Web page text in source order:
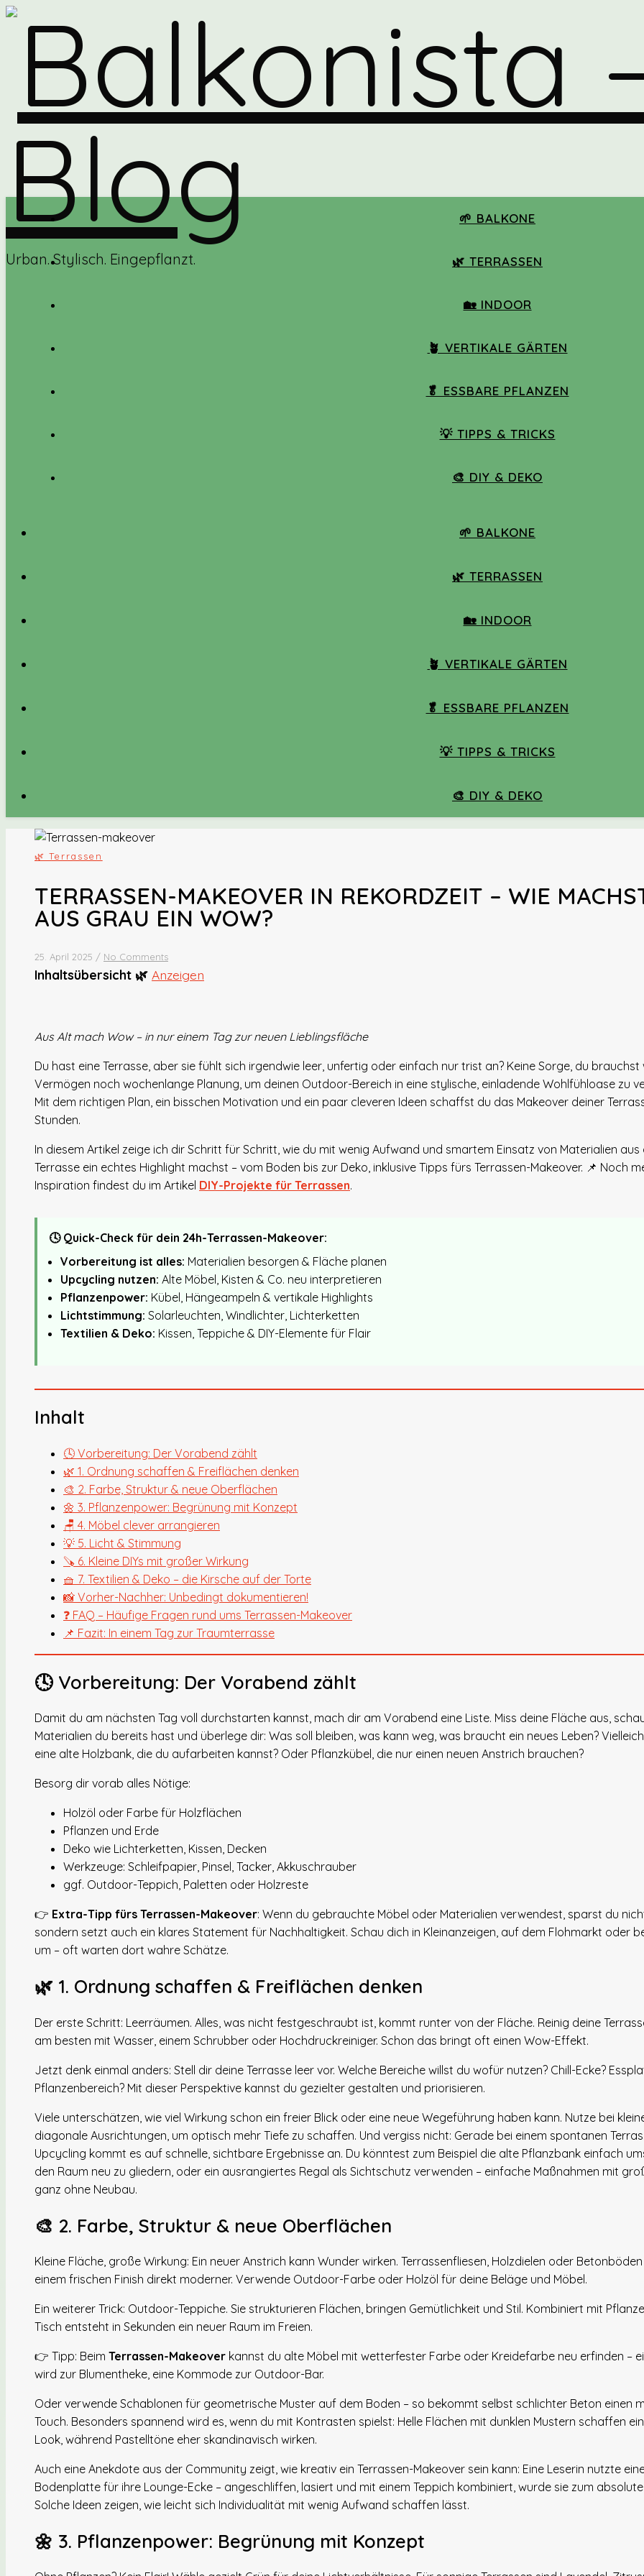
Urban. Stylisch. Eingepflanzt.
🌱 BALKONE
🌿 TERRASSEN
🏡 INDOOR
🪴 VERTIKALE GÄRTEN
🥬 ESSBARE PFLANZEN
💡 TIPPS & TRICKS
🎨 DIY & DEKO
🌱 BALKONE
🌿 TERRASSEN
🏡 INDOOR
🪴 VERTIKALE GÄRTEN
🥬 ESSBARE PFLANZEN
💡 TIPPS & TRICKS
🎨 DIY & DEKO
🌿 Terrassen
TERRASSEN-MAKEOVER IN REKORDZEIT – WIE
AUS GRAU EIN WOW?
25. April 2025 / No Comments
Inhaltsübersicht 🌿 Anzeigen
Aus Alt mach Wow – in nur einem Tag zur neuen Lieblingsfläche
Du hast eine Terrasse, aber sie fühlt sich irgendwie leer, unfertig oder einfach nur trist an? Keine Sorge, du brauchst
Vermögen noch wochenlange Planung, um deinen Outdoor-Bereich in eine stylische, einladende Wohlfühloase zu
Mit dem richtigen Plan, ein bisschen Motivation und ein paar cleveren Ideen schaffst du das Makeover deiner
Stunden.
In diesem Artikel zeige ich dir Schritt für Schritt, wie du mit wenig Aufwand und smartem Einsatz von Materialien aus
Terrasse ein echtes Highlight machst – vom Boden bis zur Deko, inklusive Tipps fürs Terrassen-Makeover. 📌 Noch
Inspiration findest du im Artikel DIY-Projekte für Terrassen.
🕓 Quick-Check für dein 24h-Terrassen-Makeover:
Vorbereitung ist alles: Materialien besorgen & Fläche planen
Upcycling nutzen: Alte Möbel, Kisten & Co. neu interpretieren
Pflanzenpower: Kübel, Hängeampeln & vertikale Highlights
Lichtstimmung: Solarleuchten, Windlichter, Lichterketten
Textilien & Deko: Kissen, Teppiche & DIY-Elemente für Flair
Inhalt
🕓 Vorbereitung: Der Vorabend zählt
🌿 1. Ordnung schaffen & Freiflächen denken
🎨 2. Farbe, Struktur & neue Oberflächen
🌼 3. Pflanzenpower: Begrünung mit Konzept
🪑 4. Möbel clever arrangieren
💡 5. Licht & Stimmung
🪚 6. Kleine DIYs mit großer Wirkung
🧺 7. Textilien & Deko – die Kirsche auf der Torte
📸 Vorher-Nachher: Unbedingt dokumentieren!
❓ FAQ – Häufige Fragen rund ums Terrassen-Makeover
📌 Fazit: In einem Tag zur Traumterrasse
🕓 Vorbereitung: Der Vorabend zählt
Damit du am nächsten Tag voll durchstarten kannst, mach dir am Vorabend eine Liste. Miss deine Fläche aus,
Materialien du bereits hast und überlege dir: Was soll bleiben, was kann weg, was braucht ein neues Leben?
eine alte Holzbank, die du aufarbeiten kannst? Oder Pflanzkübel, die nur einen neuen Anstrich brauchen?
Besorg dir vorab alles Nötige:
Holzöl oder Farbe für Holzflächen
Pflanzen und Erde
Deko wie Lichterketten, Kissen, Decken
Werkzeuge: Schleifpapier, Pinsel, Tacker, Akkuschrauber
ggf. Outdoor-Teppich, Paletten oder Holzreste
👉 Extra-Tipp fürs Terrassen-Makeover: Wenn du gebrauchte Möbel oder Materialien verwendest, sparst du
sondern setzt auch ein klares Statement für Nachhaltigkeit. Schau dich in Kleinanzeigen, auf dem Flohmarkt oder
um – oft warten dort wahre Schätze.
🌿 1. Ordnung schaffen & Freiflächen denken
Der erste Schritt: Leerräumen. Alles, was nicht festgeschraubt ist, kommt runter von der Fläche. Reinig deine
am besten mit Wasser, einem Schrubber oder Hochdruckreiniger. Schon das bringt oft einen Wow-Effekt.
Jetzt denk einmal anders: Stell dir deine Terrasse leer vor. Welche Bereiche willst du wofür nutzen? Chill-Ecke?
Pflanzenbereich? Mit dieser Perspektive kannst du gezielter gestalten und priorisieren.
Viele unterschätzen, wie viel Wirkung schon ein freier Blick oder eine neue Wegeführung haben kann. Nutze bei
diagonale Ausrichtungen, um optisch mehr Tiefe zu schaffen. Und vergiss nicht: Gerade bei einem spontanen
Upcycling kommt es auf schnelle, sichtbare Ergebnisse an. Du könntest zum Beispiel die alte Pflanzbank einfach
den Raum neu zu gliedern, oder ein ausrangiertes Regal als Sichtschutz verwenden – einfache Maßnahmen mit
ganz ohne Neubau.
🎨 2. Farbe, Struktur & neue Oberflächen
Kleine Fläche, große Wirkung: Ein neuer Anstrich kann Wunder wirken. Terrassenfliesen, Holzdielen oder
einem frischen Finish direkt moderner. Verwende Outdoor-Farbe oder Holzöl für deine Beläge und Möbel.
Ein weiterer Trick: Outdoor-Teppiche. Sie strukturieren Flächen, bringen Gemütlichkeit und Stil. Kombiniert mit
Tisch entsteht in Sekunden ein neuer Raum im Freien.
👉 Tipp: Beim Terrassen-Makeover kannst du alte Möbel mit wetterfester Farbe oder Kreidefarbe neu erfinden –
wird zur Blumentheke, eine Kommode zur Outdoor-Bar.
Oder verwende Schablonen für geometrische Muster auf dem Boden – so bekommt selbst schlichter Beton einen
Touch. Besonders spannend wird es, wenn du mit Kontrasten spielst: Helle Flächen mit dunklen Mustern schaffen
Look, während Pastelltöne eher skandinavisch wirken.
Auch eine Anekdote aus der Community zeigt, wie kreativ ein Terrassen-Makeover sein kann: Eine Leserin nutzte
Bodenplatte für ihre Lounge-Ecke – angeschliffen, lasiert und mit einem Teppich kombiniert, wurde sie zum
Solche Ideen zeigen, wie leicht sich Individualität mit wenig Aufwand schaffen lässt.
🌼 3. Pflanzenpower: Begrünung mit Konzept